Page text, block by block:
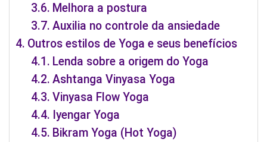
Melhora a postura
Auxilia no controle da ansiedade
Outros estilos de Yoga e seus benefícios
Lenda sobre a origem do Yoga
Ashtanga Vinyasa Yoga
Vinyasa Flow Yoga
Iyengar Yoga
Bikram Yoga (Hot Yoga)